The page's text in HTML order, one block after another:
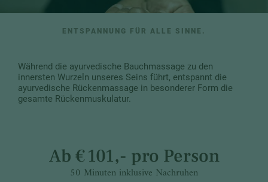
ENTSPANNUNG FÜR ALLE SINNE.
Während die ayurvedische Bauchmassage zu den
innersten Wurzeln unseres Seins führt, entspannt die
ayurvedische Rückenmassage in besonderer Form die
gesamte Rückenmuskulatur.
Ab € 101,- pro Person
50 Minuten inklusive Nachruhen